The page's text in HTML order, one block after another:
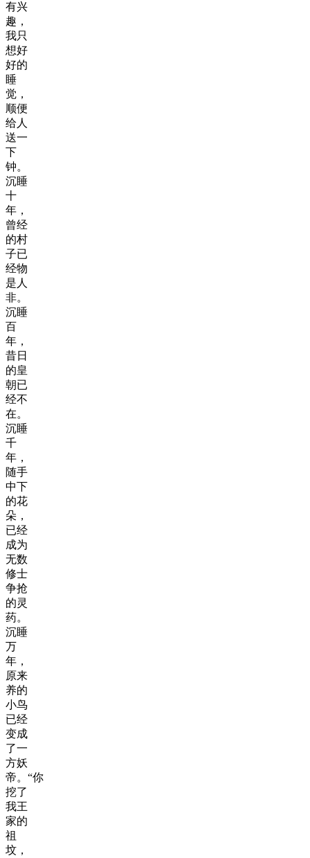
有兴
趣，
我只
想好
好的
睡
觉，
顺便
给人
送一
下
钟。
沉睡
十
年，
曾经
的村
子已
经物
是人
非。
沉睡
百
年，
昔日
的皇
朝已
经不
在。
沉睡
千
年，
随手
中下
的花
朵，
已经
成为
无数
修士
争抢
的灵
药。
沉睡
万
年，
原来
养的
小鸟
已经
变成
了一
方妖
帝。“你
挖了
我王
家的
祖
坟，